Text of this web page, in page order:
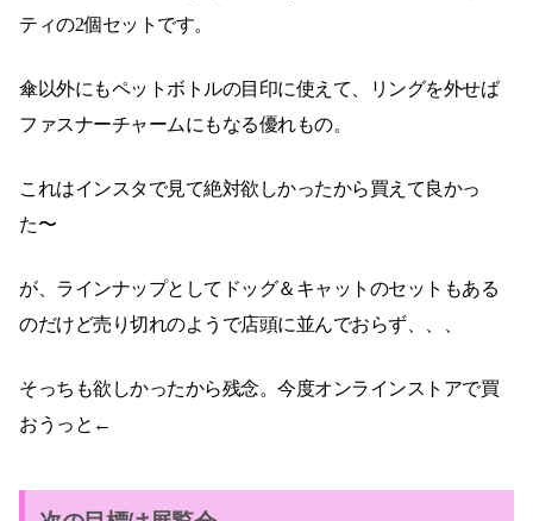
ティの2個セットです。
傘以外にもペットボトルの目印に使えて、リングを外せば
ファスナーチャームにもなる優れもの。
これはインスタで見て絶対欲しかったから買えて良かっ
た〜
が、ラインナップとしてドッグ＆キャットのセットもある
のだけど売り切れのようで店頭に並んでおらず、、、
そっちも欲しかったから残念。今度オンラインストアで買
おうっと←